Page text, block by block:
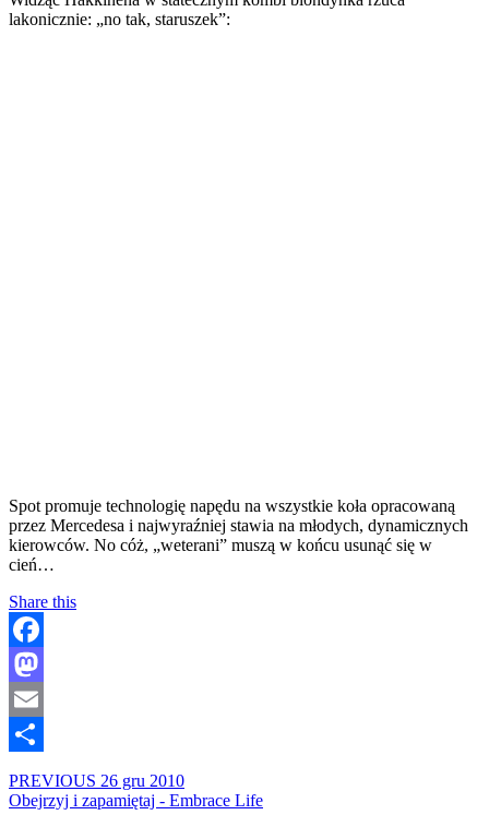
lakonicznie: „no tak, staruszek”:
Spot promuje technologię napędu na wszystkie koła opracowaną
przez Mercedesa i najwyraźniej stawia na młodych, dynamicznych
kierowców. No cóż, „weterani” muszą w końcu usunąć się w
cień…
Share this
Facebook
Mastodon
Email
PREVIOUS 26 gru 2010
Obejrzyj i zapamiętaj - Embrace Life